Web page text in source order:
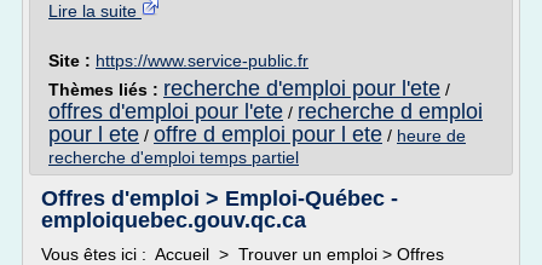
Lire la suite
Site : https://www.service-public.fr
Thèmes liés : recherche d'emploi pour l'ete /
offres d'emploi pour l'ete / recherche d emploi
pour l ete / offre d emploi pour l ete / heure de
recherche d'emploi temps partiel
Offres d'emploi > Emploi-Québec -
emploiquebec.gouv.qc.ca
Vous êtes ici : Accueil > Trouver un emploi > Offres